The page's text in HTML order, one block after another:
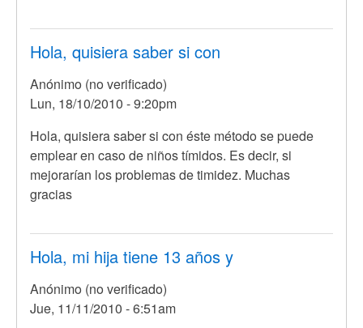
Hola, quisiera saber si con
Anónimo (no verificado)
Lun, 18/10/2010 - 9:20pm
Hola, quisiera saber si con éste método se puede
emplear en caso de niños tímidos. Es decir, si
mejorarían los problemas de timidez. Muchas
gracias
Hola, mi hija tiene 13 años y
Anónimo (no verificado)
Jue, 11/11/2010 - 6:51am